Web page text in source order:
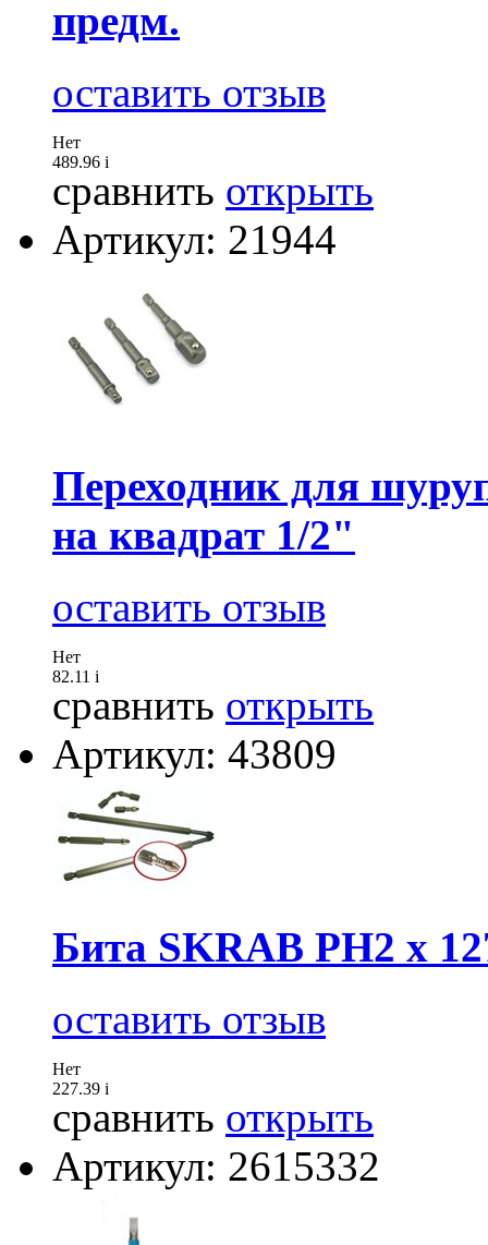
предм.
оставить отзыв
Нет
489.96 i
сравнить открыть
Артикул: 21944
Переходник для
на квадрат 1/2"
оставить отзыв
Нет
82.11 i
сравнить открыть
Артикул: 43809
Бита SKRAB РН2 х
оставить отзыв
Нет
227.39 i
сравнить открыть
Артикул: 2615332